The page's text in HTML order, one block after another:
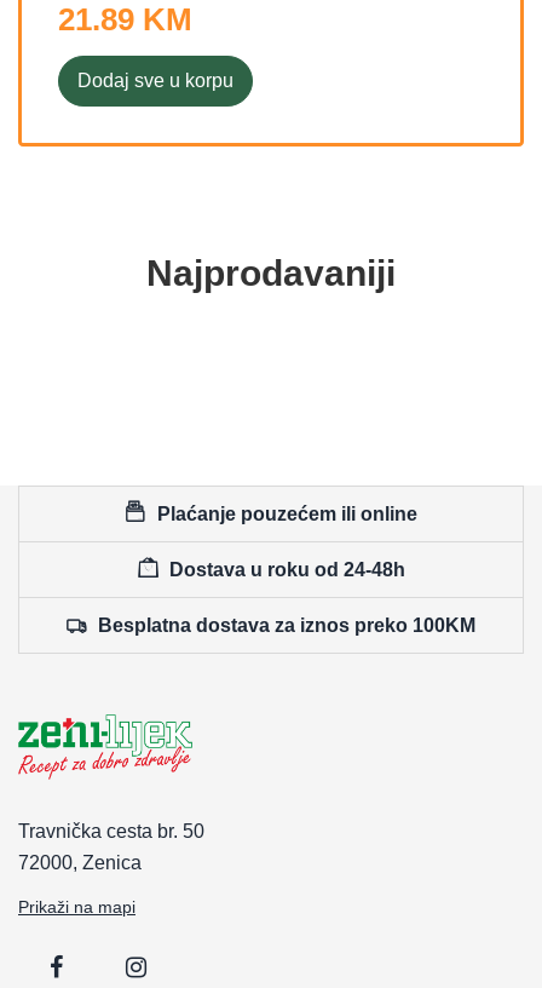
21.89 KM
Dodaj sve u korpu
Najprodavaniji
Plaćanje pouzećem ili online
Dostava u roku od 24-48h
Besplatna dostava za iznos preko 100KM
Travnička cesta br. 50
72000, Zenica
Prikaži na mapi